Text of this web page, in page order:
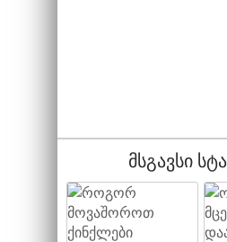
მსგავსი